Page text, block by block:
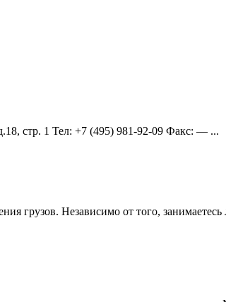
стр. 1 Teл: +7 (495) 981-92-09 Факс: — ...
грузов. Независимо от того,